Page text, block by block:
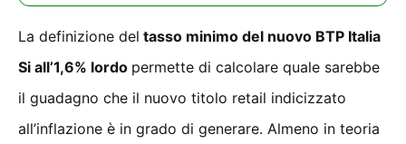
La definizione del tasso minimo del nuovo BTP Italia
Si all’1,6% lordo permette di calcolare quale sarebbe
il guadagno che il nuovo titolo retail indicizzato
all’inflazione è in grado di generare. Almeno in teoria